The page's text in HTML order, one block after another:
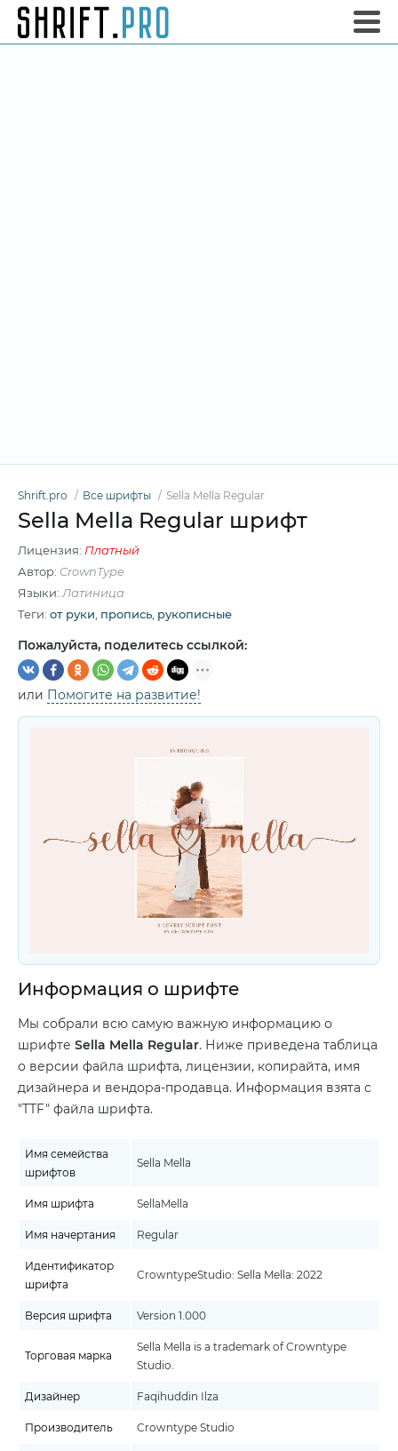
Shrift.pro Все шрифты Sella Mella Regular
Sella Mella Regular шрифт
Лицензия: Платный
Автор: CrownType
Языки: Латиница
Теги: от руки пропись рукописные
Пожалуйста, поделитесь ссылкой:
или Помогите на развитие!
Информация о шрифте
Мы собрали всю самую важную информацию о
шрифте Sella Mella Regular. Ниже приведена таблица
о версии файла шрифта, лицензии, копирайта, имя
дизайнера и вендора-продавца. Информация взята с
"TTF" файла шрифта.
Имя семейства
шрифтов
Sella Mella
Имя шрифта SellaMella
Имя начертания Regular
Идентификатор
шрифта
CrowntypeStudio: Sella Mella: 2022
Версия шрифта Version 1.000
Торговая марка
Sella Mella is a trademark of Crowntype
Studio.
Дизайнер Faqihuddin Ilza
Производитель Crowntype Studio